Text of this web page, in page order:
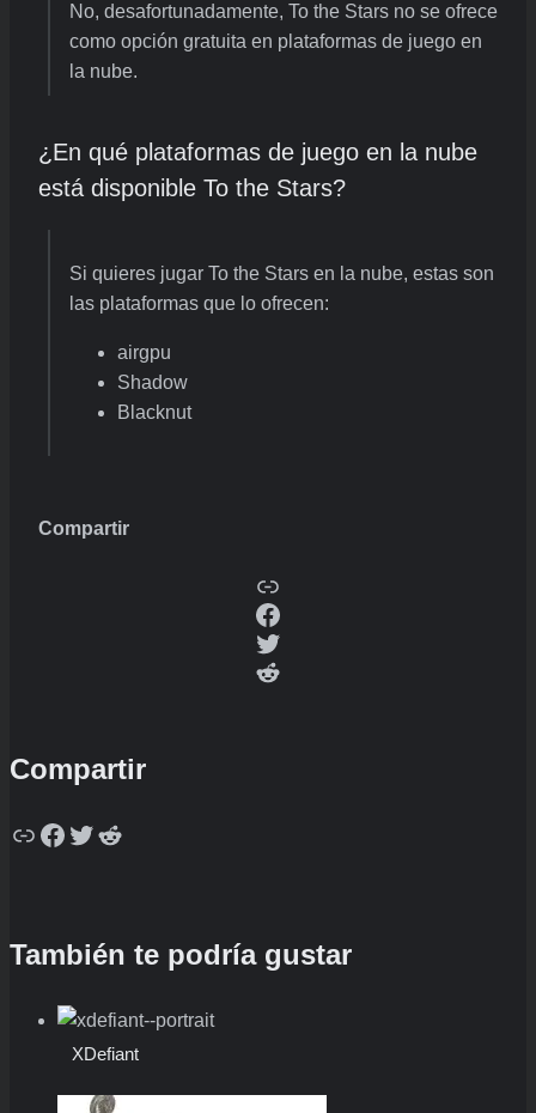
No, desafortunadamente, To the Stars no se ofrece
como opción gratuita en plataformas de juego en
la nube.
¿En qué plataformas de juego en la nube
está disponible To the Stars?
Si quieres jugar To the Stars en la nube, estas son
las plataformas que lo ofrecen:
airgpu
Shadow
Blacknut
Compartir
Copy
Facebook
Twitter
Reddit
Compartir
Copy
Facebook
Twitter
Reddit
También te podría gustar
XDefiant